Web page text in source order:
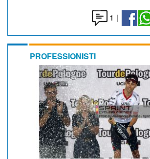
1 |
PROFESSIONISTI